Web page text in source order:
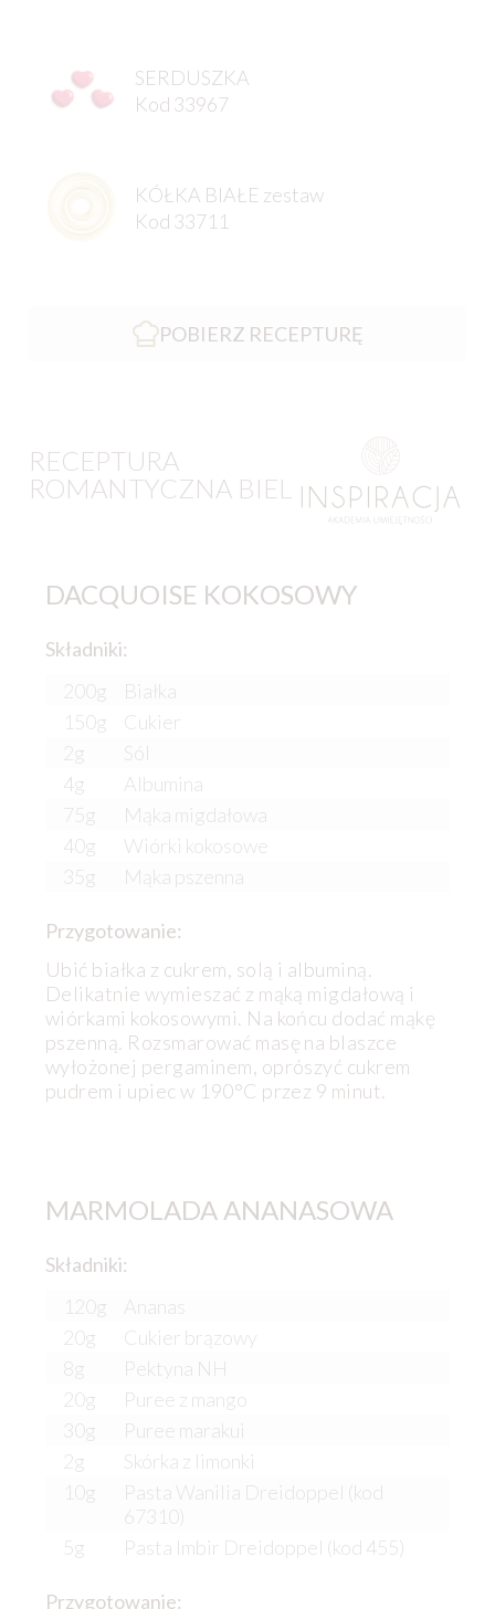
SERDUSZKA
Kod 33967
KÓŁKA BIAŁE zestaw
Kod 33711
POBIERZ RECEPTURĘ
RECEPTURA
ROMANTYCZNA BIEL
DACQUOISE KOKOSOWY
Składniki:
200g
Białka
150g
Cukier
2g
Sól
4g
Albumina
75g
Mąka migdałowa
40g
Wiórki kokosowe
35g
Mąka pszenna
Przygotowanie:
Ubić białka z cukrem, solą i albuminą.
Delikatnie wymieszać z mąką migdałową i
wiórkami kokosowymi. Na końcu dodać mąkę
pszenną. Rozsmarować masę na blaszce
wyłożonej pergaminem, oprószyć cukrem
pudrem i upiec w 190°C przez 9 minut.
MARMOLADA ANANASOWA
Składniki:
120g
Ananas
20g
Cukier brązowy
8g
Pektyna NH
20g
Puree z mango
30g
Puree marakui
2g
Skórka z limonki
10g
Pasta Wanilia Dreidoppel (kod
67310)
5g
Pasta Imbir Dreidoppel (kod 455)
Przygotowanie: